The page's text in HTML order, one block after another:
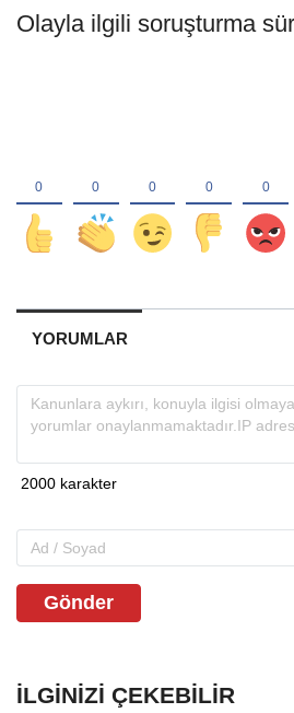
Olayla ilgili soruşturma
YORUMLAR
Gönder
İLGINIZI ÇEKEBILIR